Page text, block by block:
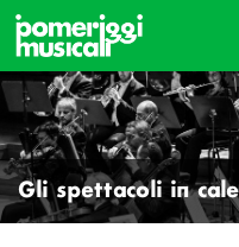
Gli spettacoli in